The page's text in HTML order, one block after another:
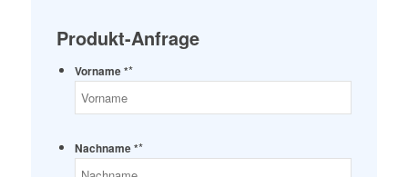
Produkt-Anfrage
Vorname **
Nachname **